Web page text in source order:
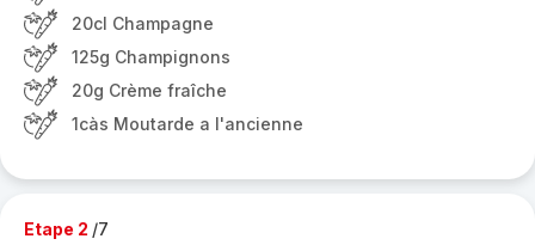
20cl Champagne
125g Champignons
20g Crème fraîche
1càs Moutarde a l'ancienne
Etape 2 /7